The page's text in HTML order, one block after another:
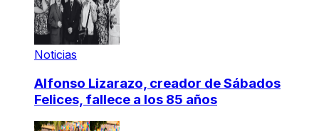
Noticias
Alfonso Lizarazo, creador de Sábados
Felices, fallece a los 85 años